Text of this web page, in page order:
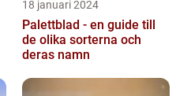
18 januari 2024
Palettblad - en guide till
de olika sorterna och
deras namn